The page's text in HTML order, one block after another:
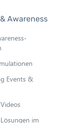
Awareness
Events &
im